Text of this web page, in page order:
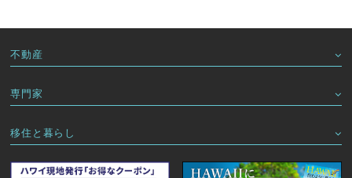
不動産
専門家
移住と暮らし